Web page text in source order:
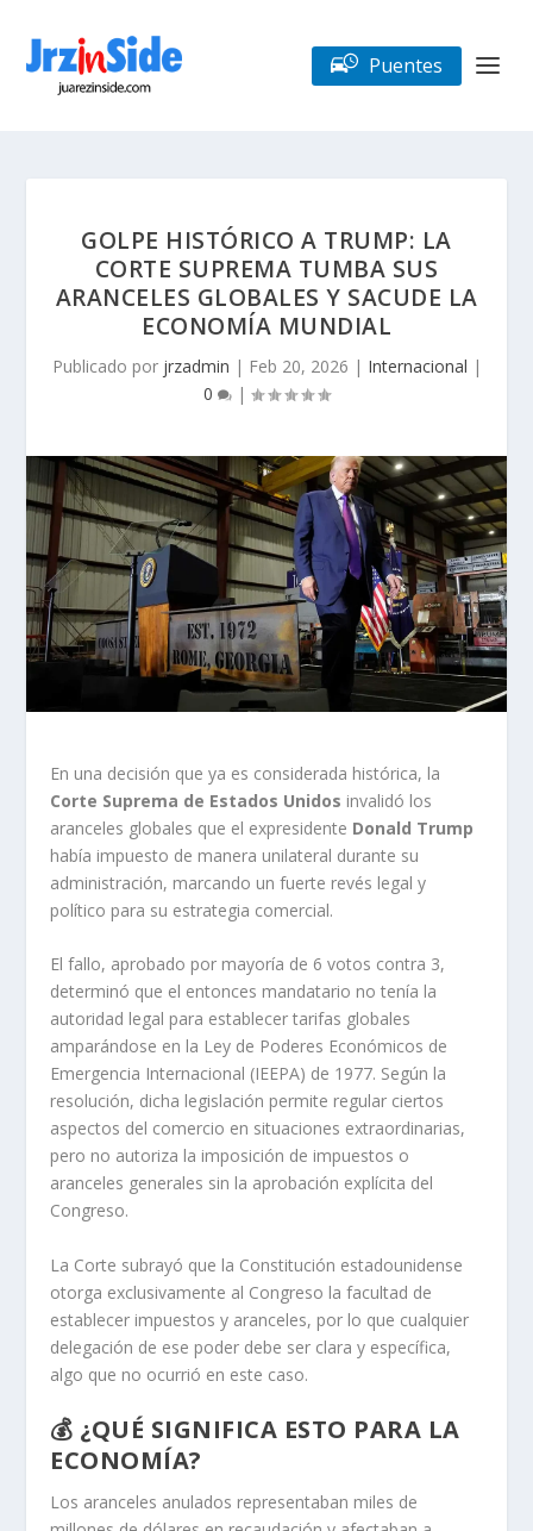
Puentes
GOLPE HISTÓRICO A TRUMP: LA
CORTE SUPREMA TUMBA SUS
ARANCELES GLOBALES Y SACUDE LA
ECONOMÍA MUNDIAL
Publicado por jrzadmin | Feb 20, 2026 | Internacional |
0
|
En una decisión que ya es considerada histórica, la
Corte Suprema de Estados Unidos invalidó los
aranceles globales que el expresidente Donald Trump
había impuesto de manera unilateral durante su
administración, marcando un fuerte revés legal y
político para su estrategia comercial.
El fallo, aprobado por mayoría de 6 votos contra 3,
determinó que el entonces mandatario no tenía la
autoridad legal para establecer tarifas globales
amparándose en la Ley de Poderes Económicos de
Emergencia Internacional (IEEPA) de 1977. Según la
resolución, dicha legislación permite regular ciertos
aspectos del comercio en situaciones extraordinarias,
pero no autoriza la imposición de impuestos o
aranceles generales sin la aprobación explícita del
Congreso.
La Corte subrayó que la Constitución estadounidense
otorga exclusivamente al Congreso la facultad de
establecer impuestos y aranceles, por lo que cualquier
delegación de ese poder debe ser clara y específica,
algo que no ocurrió en este caso.
💰 ¿QUÉ SIGNIFICA ESTO PARA LA
ECONOMÍA?
Los aranceles anulados representaban miles de